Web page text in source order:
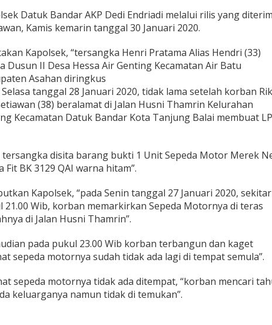
i
T
j
u
n
g
B
a
l
D
i
r
n
g
k
u
P
o
i
s
Datuk Bandar AKP Dedi Endriadi melalui rilis yang
Kamis kemarin tanggal 30 Januari 2020.
Kapolsek, “tersangka Henri Pratama Alias Hendri (33)
Dusun II Desa Hessa Air Genting Kecamatan Air Batu
Asahan diringkus
tanggal 28 Januari 2020, tidak lama setelah korban
(38) beralamat di Jalan Husni Thamrin Kelurahan
Kecamatan Datuk Bandar Kota Tanjung Balai membuat
tersangka disita barang bukti 1 Unit Sepeda Motor Merek
Fit BK 3129 QAI warna hitam”.
Kapolsek, “pada Senin tanggal 27 Januari 2020, sekitar
21.00 Wib, korban memarkirkan Sepeda Motornya di teras
di Jalan Husni Thamrin”.
pada pukul 23.00 Wib korban terbangun dan kaget
sepeda motornya sudah tidak ada lagi di tempat semula”.
sepeda motornya tidak ada ditempat, “korban mencari
keluarganya namun tidak di temukan”.